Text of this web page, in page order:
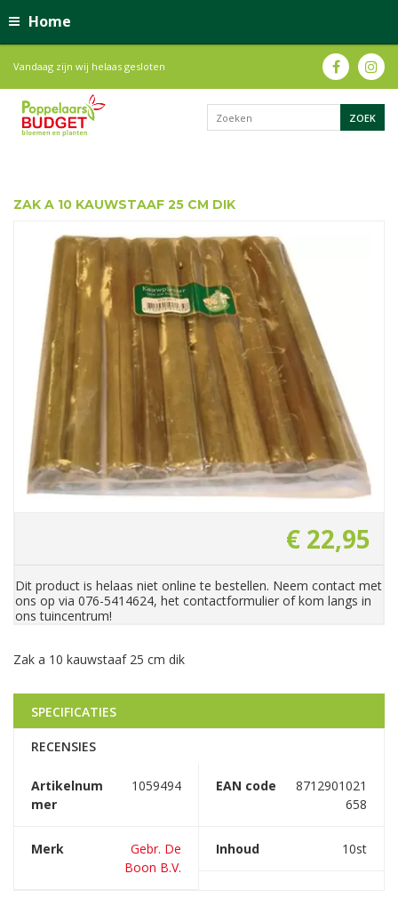
Home
Vandaag zijn wij helaas gesloten
ZAK A 10 KAUWSTAAF 25 CM DIK
€ 22,95
Dit product is helaas niet online te bestellen. Neem contact met
ons op via 076-5414624, het contactformulier of kom langs in
ons tuincentrum!
Zak a 10 kauwstaaf 25 cm dik
SPECIFICATIES
RECENSIES
Artikelnum
mer
1059494 EAN code
8712901021
658
Merk
Gebr. De
Boon B.V.
Inhoud 10st